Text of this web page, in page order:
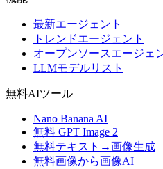
最新エージェント
トレンドエージェント
オープンソースエージェ
LLMモデルリスト
無料AIツール
Nano Banana AI
無料 GPT Image 2
無料テキスト→画像生成
無料画像から画像AI